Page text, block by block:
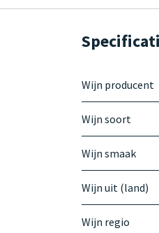
Wijn producent
Wijn soort
Wijn smaak
Wijn uit (land)
Wijn regio